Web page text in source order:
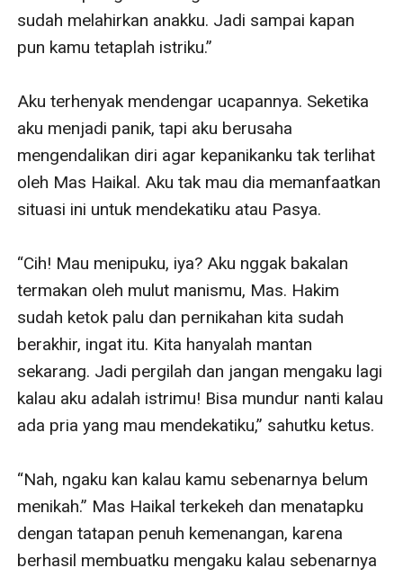
sudah melahirkan anakku. Jadi sampai kapan
pun kamu tetaplah istriku.”
Aku terhenyak mendengar ucapannya. Seketika
aku menjadi panik, tapi aku berusaha
mengendalikan diri agar kepanikanku tak terlihat
oleh Mas Haikal. Aku tak mau dia memanfaatkan
situasi ini untuk mendekatiku atau Pasya.
“Cih! Mau menipuku, iya? Aku nggak bakalan
termakan oleh mulut manismu, Mas. Hakim
sudah ketok palu dan pernikahan kita sudah
berakhir, ingat itu. Kita hanyalah mantan
sekarang. Jadi pergilah dan jangan mengaku lagi
kalau aku adalah istrimu! Bisa mundur nanti kalau
ada pria yang mau mendekatiku,” sahutku ketus.
“Nah, ngaku kan kalau kamu sebenarnya belum
menikah.” Mas Haikal terkekeh dan menatapku
dengan tatapan penuh kemenangan, karena
berhasil membuatku mengaku kalau sebenarnya